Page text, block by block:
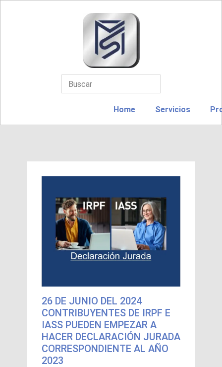
Home Servicios
26 DE JUNIO DEL 2024
CONTRIBUYENTES DE IRPF E
IASS PUEDEN EMPEZAR A
HACER DECLARACIÓN JURADA
CORRESPONDIENTE AL AÑO
2023